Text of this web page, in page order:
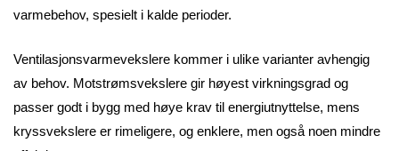
varmebehov, spesielt i kalde perioder.
Ventilasjonsvarmevekslere kommer i ulike varianter avhengig
av behov. Motstrømsvekslere gir høyest virkningsgrad og
passer godt i bygg med høye krav til energiutnyttelse, mens
kryssvekslere er rimeligere, og enklere, men også noen mindre